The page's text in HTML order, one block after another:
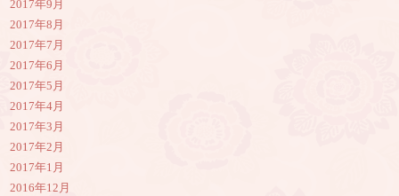
2017年9月
2017年8月
2017年7月
2017年6月
2017年5月
2017年4月
2017年3月
2017年2月
2017年1月
2016年12月